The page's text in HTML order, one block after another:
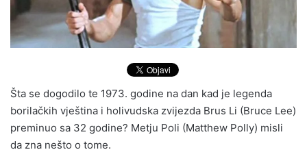
Šta se dogodilo te 1973. godine na dan kad je legenda
borilačkih vještina i holivudska zvijezda Brus Li (Bruce Lee)
preminuo sa 32 godine? Metju Poli (Matthew Polly) misli
da zna nešto o tome.